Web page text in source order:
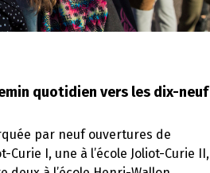
quotidien vers les dix-neuf
par neuf ouvertures de
Curie I, une à l’école Joliot-Curie II,